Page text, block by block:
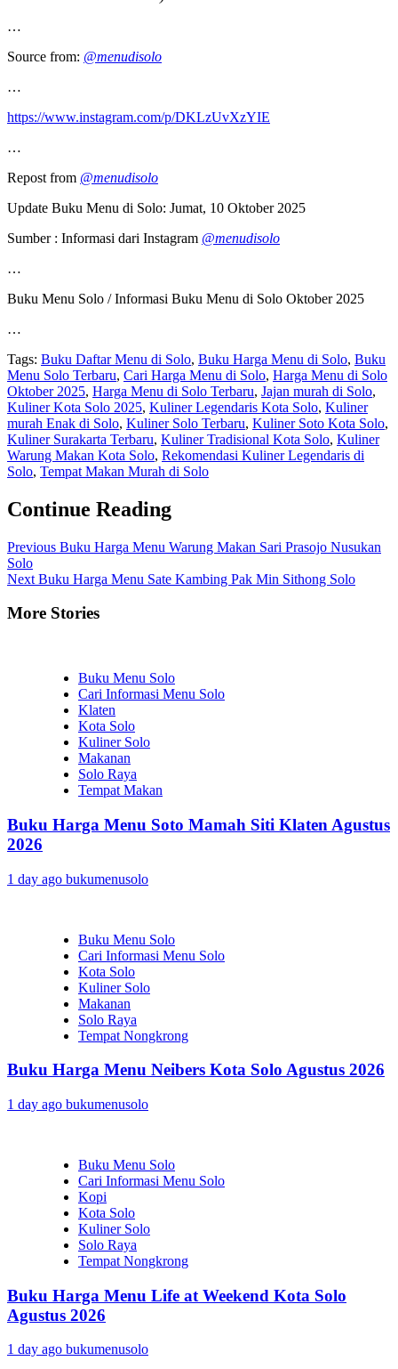
…
Source from: @menudisolo
…
https://www.instagram.com/p/DKLzUvXzYIE
…
Repost from @menudisolo
Update Buku Menu di Solo: Jumat, 10 Oktober 2025
Sumber : Informasi dari Instagram @menudisolo
…
Buku Menu Solo / Informasi Buku Menu di Solo Oktober 2025
…
Tags: Buku Daftar Menu di Solo, Buku Harga Menu di Solo, Buku
Menu Solo Terbaru, Cari Harga Menu di Solo, Harga Menu di Solo
Oktober 2025, Harga Menu di Solo Terbaru, Jajan murah di Solo,
Kuliner Kota Solo 2025, Kuliner Legendaris Kota Solo, Kuliner
murah Enak di Solo, Kuliner Solo Terbaru, Kuliner Soto Kota Solo,
Kuliner Surakarta Terbaru, Kuliner Tradisional Kota Solo, Kuliner
Warung Makan Kota Solo, Rekomendasi Kuliner Legendaris di
Solo, Tempat Makan Murah di Solo
Continue Reading
Previous Buku Harga Menu Warung Makan Sari Prasojo Nusukan
Solo
Next Buku Harga Menu Sate Kambing Pak Min Sithong Solo
More Stories
Buku Menu Solo
Cari Informasi Menu Solo
Klaten
Kota Solo
Kuliner Solo
Makanan
Solo Raya
Tempat Makan
Buku Harga Menu Soto Mamah Siti Klaten Agustus
2026
1 day ago bukumenusolo
Buku Menu Solo
Cari Informasi Menu Solo
Kota Solo
Kuliner Solo
Makanan
Solo Raya
Tempat Nongkrong
Buku Harga Menu Neibers Kota Solo Agustus 2026
1 day ago bukumenusolo
Buku Menu Solo
Cari Informasi Menu Solo
Kopi
Kota Solo
Kuliner Solo
Solo Raya
Tempat Nongkrong
Buku Harga Menu Life at Weekend Kota Solo
Agustus 2026
1 day ago bukumenusolo